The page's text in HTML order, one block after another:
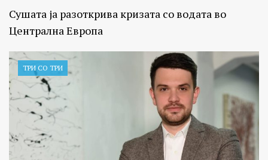
Сушата ја разоткрива кризата со водата во
Централна Европа
ТРИ СО ТРИ